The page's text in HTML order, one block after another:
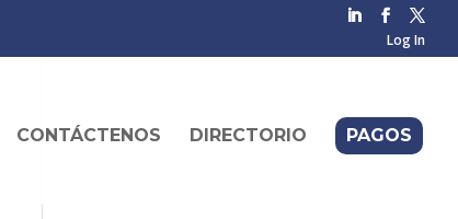
Log In
CONTÁCTENOS DIRECTORIO PAGOS